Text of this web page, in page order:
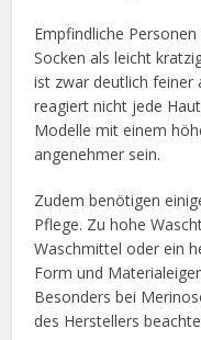
Empfindliche
Socken als leicht
ist zwar deutlich feiner
reagiert nicht jede
Modelle mit einem
angenehmer sein.
Zudem benötigen
Pflege. Zu hohe
Waschmittel oder ein
Form und
Besonders bei
des Herstellers